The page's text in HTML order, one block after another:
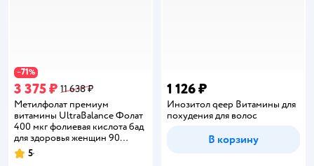
−71%
3 375 ₽ 11 638 ₽
Метилфолат премиум
витамины UltraBalance Фолат
400 мкг фолиевая кислота бад
для здоровья женщин 90
капсул
Рейтинг:
5
1 126 ₽
Инозитол qeep Витамины для
похудения для волос
В корзину